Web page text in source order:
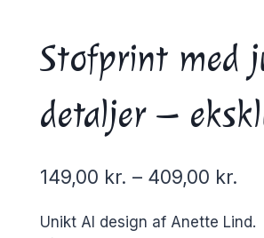
Stofprint med
detaljer –
149,00 kr. – 409,00 kr.
Unikt AI design af Anette Lind.